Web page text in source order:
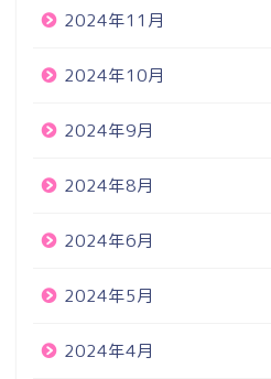
2024年11月
2024年10月
2024年9月
2024年8月
2024年6月
2024年5月
2024年4月